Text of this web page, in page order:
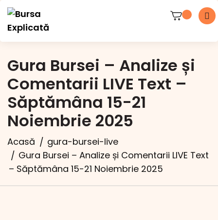
Gura Bursei – Analize și
Comentarii LIVE Text –
Săptămâna 15-21
Noiembrie 2025
Acasă
gura-bursei-live
Gura Bursei – Analize și Comentarii LIVE Text
– Săptămâna 15-21 Noiembrie 2025